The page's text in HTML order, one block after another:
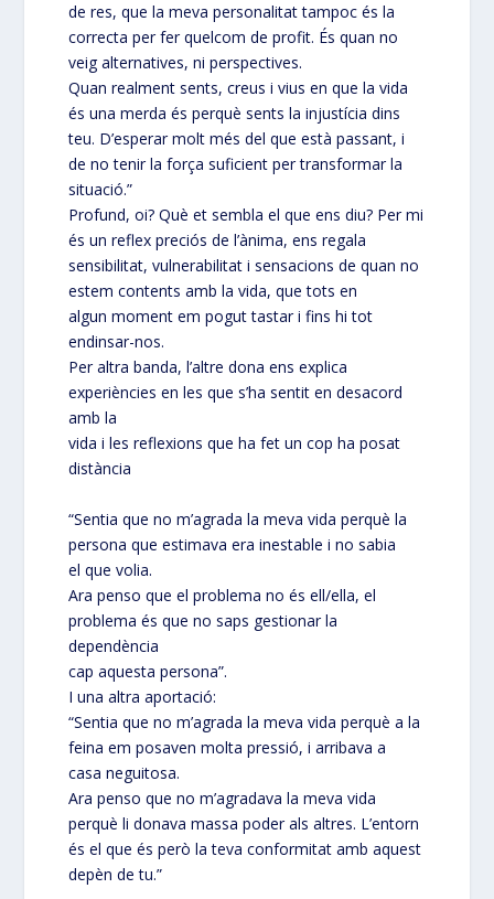
de res, que la meva personalitat tampoc és la
correcta per fer quelcom de profit. És quan no
veig alternatives, ni perspectives.
Quan realment sents, creus i vius en que la vida
és una merda és perquè sents la injustícia dins
teu. D’esperar molt més del que està passant, i
de no tenir la força suficient per transformar la
situació.”
Profund, oi? Què et sembla el que ens diu? Per mi
és un reflex preciós de l’ànima, ens regala
sensibilitat, vulnerabilitat i sensacions de quan no
estem contents amb la vida, que tots en
algun moment em pogut tastar i fins hi tot
endinsar-nos.
Per altra banda, l’altre dona ens explica
experiències en les que s’ha sentit en desacord
amb la
vida i les reflexions que ha fet un cop ha posat
distància
“Sentia que no m’agrada la meva vida perquè la
persona que estimava era inestable i no sabia
el que volia.
Ara penso que el problema no és ell/ella, el
problema és que no saps gestionar la
dependència
cap aquesta persona”.
I una altra aportació:
“Sentia que no m’agrada la meva vida perquè a la
feina em posaven molta pressió, i arribava a
casa neguitosa.
Ara penso que no m’agradava la meva vida
perquè li donava massa poder als altres. L’entorn
és el que és però la teva conformitat amb aquest
depèn de tu.”